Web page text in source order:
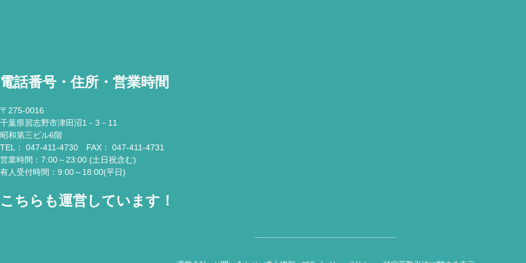
電話番号・住所・営業時間
〒275-0016
千葉県習志野市津田沼1－3－11
昭和第三ビル6階
TEL： 047-411-4730 FAX： 047-411-4731
営業時間：7:00～23:00 (土日祝含む)
有人受付時間：9:00～18:00(平日)
こちらも運営しています！